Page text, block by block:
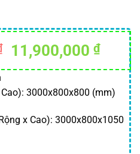
Giá
gốc
13,000,000 ₫.
11,900,000₫Giá
hiện
là:
3000x800x800 (mm)
x Cao): 3000x800x1050